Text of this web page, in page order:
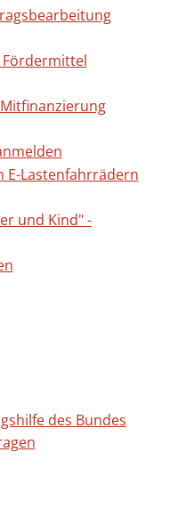
E-Lastenfahrrädern
und Kind" -
des Bundes